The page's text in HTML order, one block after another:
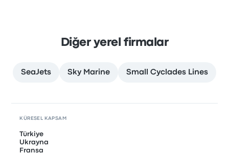
Diğer yerel firmalar
SeaJets Sky Marine Small Cyclades Lines
KÜRESEL KAPSAM
Türkiye
Ukrayna
Fransa